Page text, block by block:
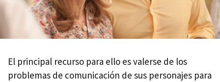
El principal recurso para ello es valerse de los
problemas de comunicación de sus personajes para